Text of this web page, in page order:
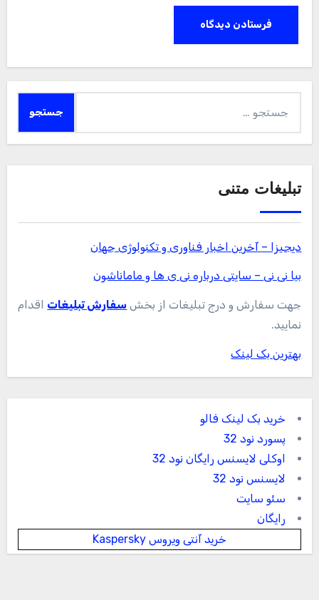
برای:
تبلیغات متنی
دیجیزا – آخرین اخبار فناوری و تکنولوژی جهان
بیا نی نی – سایتی درباره نی ی ها و ماماناشون
جهت سفارش و درج تبلیغات از بخش سفارش تبلیغات اقدام
نمایید.
بهترین بک لینک
خرید بک لینک فالو
پسورد نود 32
اوکلی لایسنس رایگان نود 32
لایسنس نود 32
سئو سایت
رایگان
خرید آنتی ویروس Kaspersky